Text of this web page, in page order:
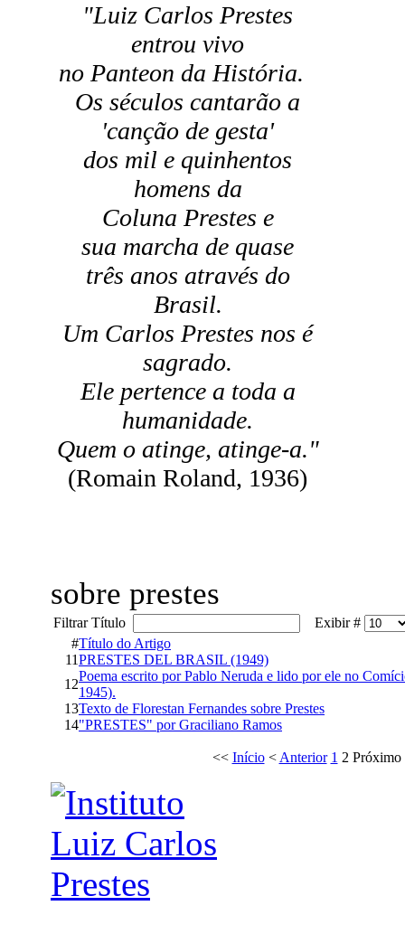
"Luiz Carlos Prestes
entrou vivo
no Panteon da História.
Os séculos cantarão a
'canção de gesta'
dos mil e quinhentos
homens da
Coluna Prestes e
sua marcha de quase
três anos através do
Brasil.
Um Carlos Prestes nos é
sagrado.
Ele pertence a toda a
humanidade.
Quem o atinge, atinge-a."
(Romain Roland, 1936)
sobre prestes
Filtrar Título
Exibir #
#Título do Artigo
11PRESTES DEL BRASIL (1949)
12
Poema escrito por Pablo Neruda e lido por ele no
1945).
13Texto de Florestan Fernandes sobre Prestes
14"PRESTES" por Graciliano Ramos
<< Início< Anterior 1 2 Próximo